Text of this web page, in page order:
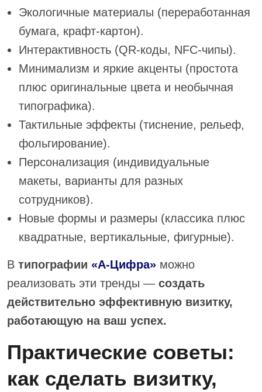
Экологичные материалы (переработанная
бумага, крафт-картон).
Интерактивность (QR-коды, NFC-чипы).
Минимализм и яркие акценты (простота
плюс оригинальные цвета и необычная
типографика).
Тактильные эффекты (тиснение, рельеф,
фольгирование).
Персонализация (индивидуальные
макеты, варианты для разных
сотрудников).
Новые формы и размеры (классика плюс
квадратные, вертикальные, фигурные).
В типографии «А-Цифра» можно
реализовать эти тренды — создать
действительно эффективную визитку,
работающую на ваш успех.
Практические советы:
как сделать визитку,